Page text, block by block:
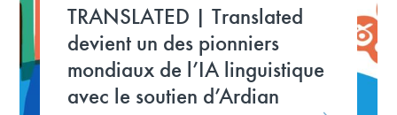
TRANSLATED | Translated
devient un des pionniers
mondiaux de l’IA linguistique
avec le soutien d’Ardian